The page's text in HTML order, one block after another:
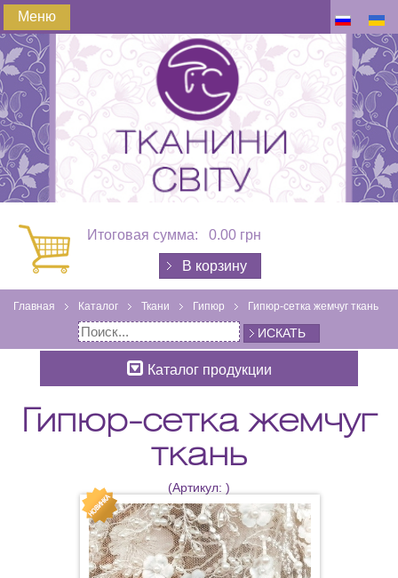
Меню
Итоговая сумма: 0.00 грн
В корзину
Главная Каталог Ткани Гипюр Гипюр-сетка жемчуг ткань
ИСКАТЬ
Каталог продукции
Гипюр-сетка жемчуг
ткань
(Артикул: )